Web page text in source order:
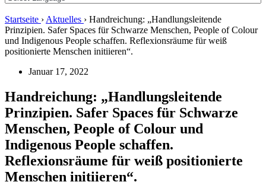
Startseite › Aktuelles › Handreichung: „Handlungsleitende
Prinzipien. Safer Spaces für Schwarze Menschen, People of Colour
und Indigenous People schaffen. Reflexionsräume für weiß
positionierte Menschen initiieren“.
Januar 17, 2022
Handreichung: „Handlungsleitende
Prinzipien. Safer Spaces für Schwarze
Menschen, People of Colour und
Indigenous People schaffen.
Reflexionsräume für weiß positionierte
Menschen initiieren“.